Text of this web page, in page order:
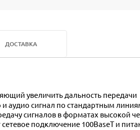
ДОСТАВКА
аудио сигнал по стандартным
сигналов в форматах высокой
подключение 100BaseT и